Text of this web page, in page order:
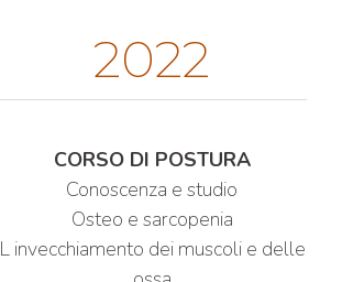
2022
CORSO DI POSTURA
Conoscenza e studio
Osteo e sarcopenia
L invecchiamento dei muscoli e delle